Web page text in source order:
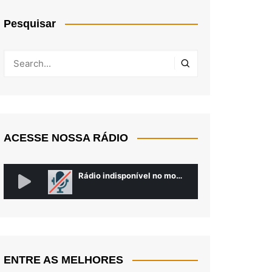
Pesquisar
ACESSE NOSSA RÁDIO
ENTRE AS MELHORES